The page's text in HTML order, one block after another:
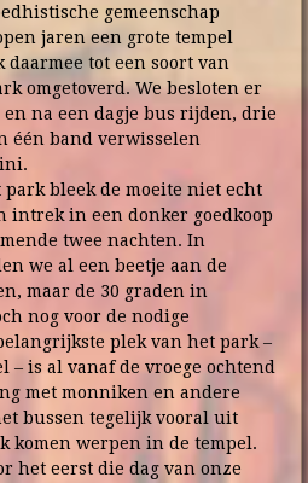
gemeenschap
jaren een grote tempel
daarmee tot een soort van
omgetoverd. We besloten er
na een dagje bus rijden, drie
één band verwisselen
bleek de moeite niet echt
intrek in een donker goedkoop
twee nachten. In
we al een beetje aan de
maar de 30 graden in
nog voor de nodige
plek van het park –
– is al vanaf de vroege ochtend
met monniken en andere
bussen tegelijk vooral uit
komen werpen in de tempel.
het eerst die dag van onze